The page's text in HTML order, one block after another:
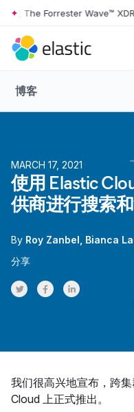
Skip to main content
The Forrester Wave™ XDR
博客
MARCH 17, 2021
使用 Elastic
供商进行搜索
By Roy Zanbel Bianca
分享
Share on Twitter
Share on Facebook
Share on
我们很高兴地宣布，跨
Cloud 上正式推出。